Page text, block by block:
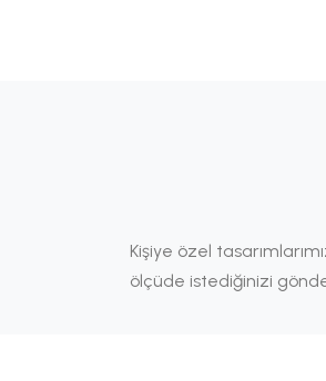
Kişiye özel
ölçüde istediğinizi